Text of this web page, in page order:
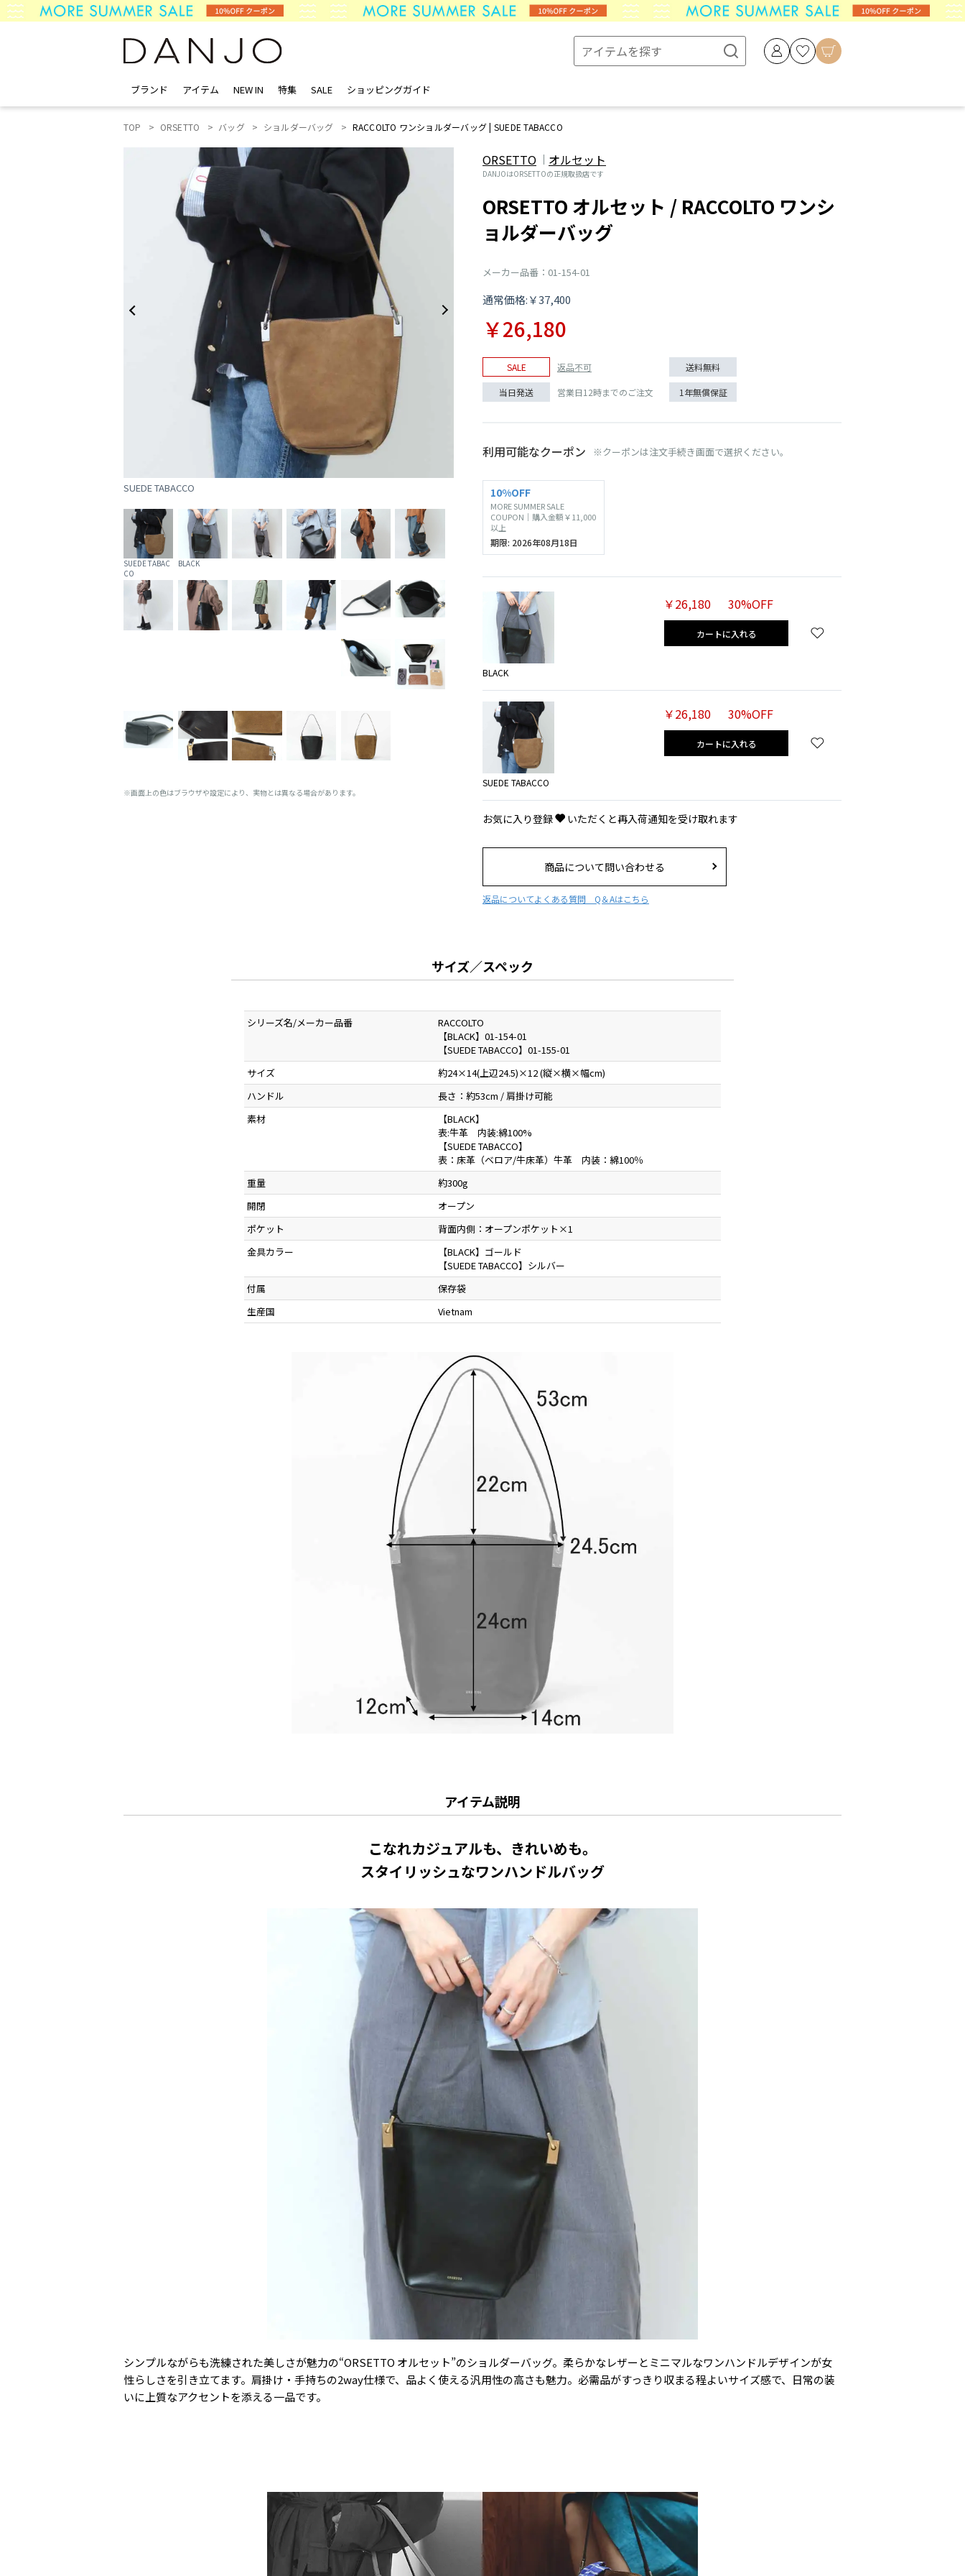
ブランド アイテム NEW IN 特集 SALE ショッピングガイド
TOP ORSETTO バッグ ショルダーバッグ RACCOLTO ワンショルダーバッグ | SUEDE TABACCO
SUEDE TABACCO
SUEDE TABAC
CO
BLACK
※画面上の色はブラウザや設定により、実物とは異なる場合があります。
ORSETTO オルセット
DANJOはORSETTOの正規取扱店です
ORSETTO オルセット / RACCOLTO ワンシ
ョルダーバッグ
メーカー品番：01-154-01
通常価格:￥37,400
￥26,180
SALE 返品不可 送料無料
当日発送 営業日12時までのご注文 1年無償保証
利用可能なクーポン ※クーポンは注文手続き画面で選択ください。
10%OFF
MORE SUMMER SALE
COUPON｜購入金額￥11,000
以上
期限: 2026年08月18日
BLACK
￥26,180 30%OFF
カートに入れる
SUEDE TABACCO
￥26,180 30%OFF
カートに入れる
お気に入り登録 いただくと再入荷通知を受け取れます
商品について問い合わせる
返品についてよくある質問 Q＆Aはこちら
サイズ／スペック
シリーズ名/メーカー品番
RACCOLTO
【BLACK】01-154-01
【SUEDE TABACCO】01-155-01
サイズ
約24×14(上辺24.5)×12 (縦×横×幅cm)
ハンドル
長さ：約53cm / 肩掛け可能
素材
【BLACK】
表:牛革 内装:綿100%
【SUEDE TABACCO】
表：床革（ベロア/牛床革）牛革 内装：綿100％
重量
約300g
開閉
オープン
ポケット
背面内側：オープンポケット×1
金具カラー
【BLACK】ゴールド
【SUEDE TABACCO】シルバー
付属
保存袋
生産国
Vietnam
アイテム説明
こなれカジュアルも、きれいめも。
スタイリッシュなワンハンドルバッグ
シンプルながらも洗練された美しさが魅力の“ORSETTO オルセット”のショルダーバッグ。柔らかなレザーとミニマルなワンハンドルデザインが女
性らしさを引き立てます。肩掛け・手持ちの2way仕様で、品よく使える汎用性の高さも魅力。必需品がすっきり収まる程よいサイズ感で、日常の装
いに上質なアクセントを添える一品です。